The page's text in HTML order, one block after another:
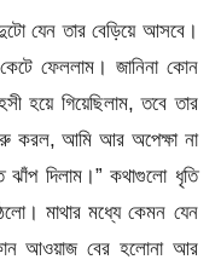
যেন তার বেড়িয়ে আসবে।
ফেললাম। জানিনা কোন
হয়ে গিয়েছিলাম, তবে তার
করল, আমি আর অপেক্ষা না
ঝাঁপ দিলাম।” কথাগুলো ধৃতি
মাথার মধ্যে কেমন যেন
আওয়াজ বের হলোনা আর